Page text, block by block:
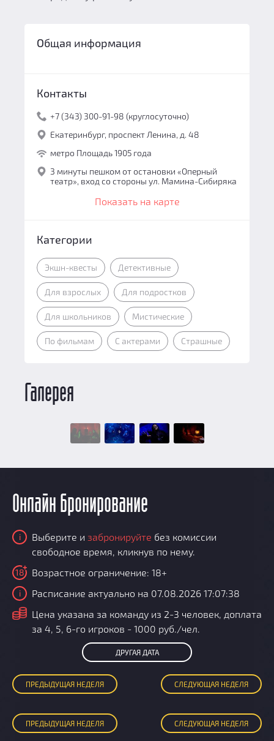
Общая информация
Контакты
+7 (343) 300-91-98 (круглосуточно)
Екатеринбург, проспект Ленина, д. 48
метро Площадь 1905 года
3 минуты пешком от остановки «Оперный
театр», вход со стороны ул. Мамина-Сибиряка
Показать на карте
Категории
Экшн-квесты Детективные
Для взрослых Для подростков
Для школьников Мистические
По фильмам С актерами Страшные
Галерея
Онлайн бронирование
i Выберите и забронируйте без комиссии
свободное время, кликнув по нему.
18 Возрастное ограничение: 18+
i Расписание актуально на 07.08.2026 17:07:38
i
Цена указана за команду из 2-3 человек, доплата
за 4, 5, 6-го игроков - 1000 руб./чел.
ДРУГАЯ ДАТА
ПРЕДЫДУЩАЯ НЕДЕЛЯ СЛЕДУЮЩАЯ НЕДЕЛЯ
ПРЕДЫДУЩАЯ НЕДЕЛЯ СЛЕДУЮЩАЯ НЕДЕЛЯ